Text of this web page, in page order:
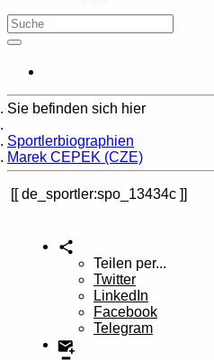
Sie befinden sich hier
Sportlerbiographien
Marek CEPEK (CZE)
de_sportler:spo_13434c
Teilen per...
Twitter
LinkedIn
Facebook
Telegram